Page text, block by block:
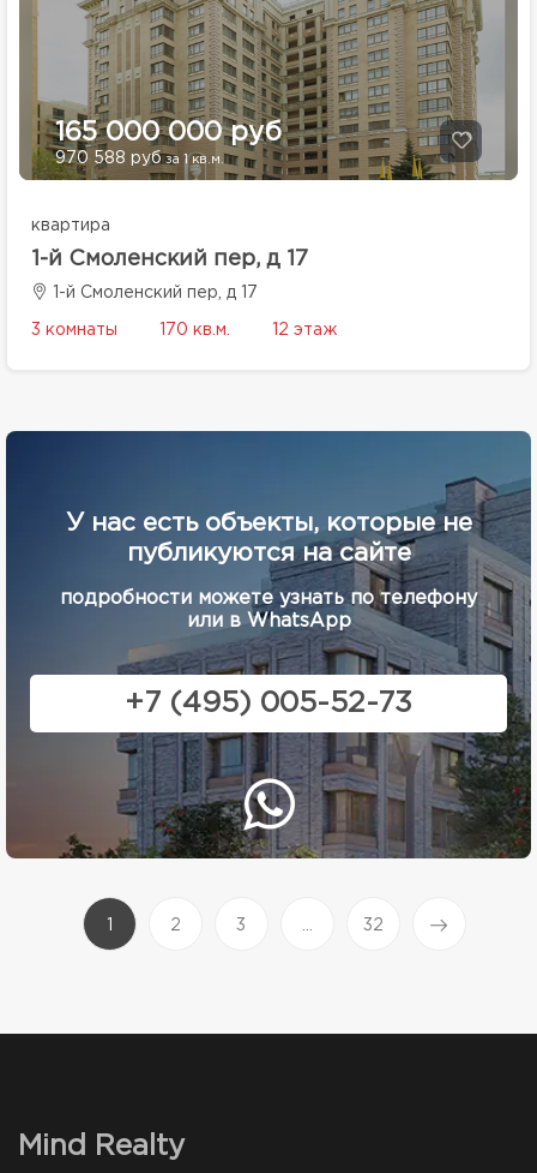
165 000 000 руб
970 588 руб за 1 кв.м.
квартира
1-й Смоленский пер, д 17
1-й Смоленский пер, д 17
3 комнаты 170 кв.м. 12 этаж
У нас есть объекты, которые не
публикуются на сайте
подробности можете узнать по телефону
или в WhatsApp
+7 (495) 005-52-73
(current)
2 3 32
Mind Realty